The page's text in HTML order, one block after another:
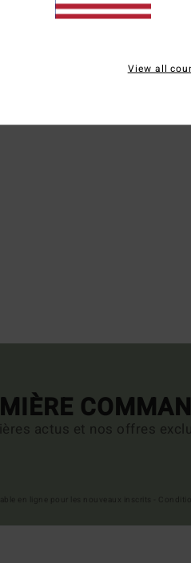
actus et nos offres
View all